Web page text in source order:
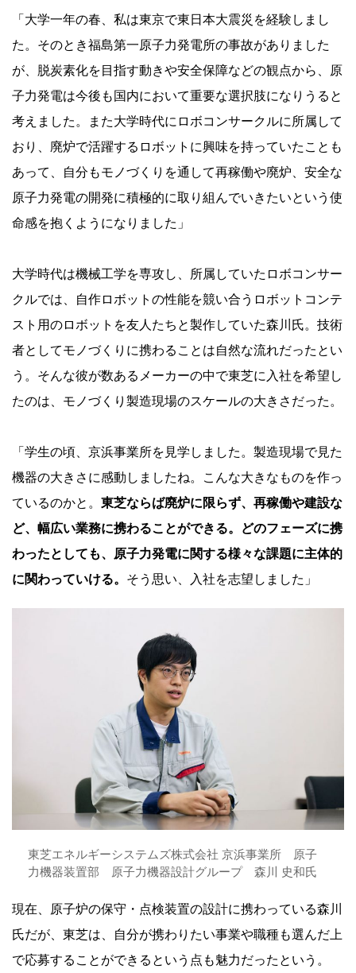
「大学一年の春、私は東京で東日本大震災を経験しまし
た。そのとき福島第一原子力発電所の事故がありました
が、脱炭素化を目指す動きや安全保障などの観点から、原
子力発電は今後も国内において重要な選択肢になりうると
考えました。また大学時代にロボコンサークルに所属して
おり、廃炉で活躍するロボットに興味を持っていたことも
あって、自分もモノづくりを通して再稼働や廃炉、安全な
原子力発電の開発に積極的に取り組んでいきたいという使
命感を抱くようになりました」
大学時代は機械工学を専攻し、所属していたロボコンサー
クルでは、自作ロボットの性能を競い合うロボットコンテ
スト用のロボットを友人たちと製作していた森川氏。技術
者としてモノづくりに携わることは自然な流れだったとい
う。そんな彼が数あるメーカーの中で東芝に入社を希望し
たのは、モノづくり製造現場のスケールの大きさだった。
「学生の頃、京浜事業所を見学しました。製造現場で見た
機器の大きさに感動しましたね。こんな大きなものを作っ
ているのかと。 東芝ならば廃炉に限らず、再稼働や建設な
ど、幅広い業務に携わることができる。どのフェーズに携
わったとしても、原子力発電に関する様々な課題に主体的
に関わっていける。 そう思い、入社を志望しました」
東芝エネルギーシステムズ株式会社 京浜事業所 原子
力機器装置部 原子力機器設計グループ 森川 史和氏
現在、原子炉の保守・点検装置の設計に携わっている森川
氏だが、東芝は、自分が携わりたい事業や職種も選んだ上
で応募することができるという点も魅力だったという。